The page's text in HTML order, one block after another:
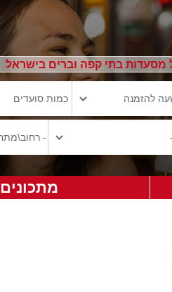
בתי קפה וברים בישראל
מתכונים